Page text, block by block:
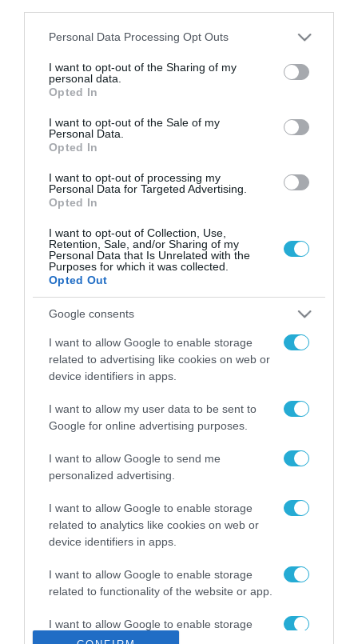
Please note that this website/app uses one or more Google
not limited to your visit or usage behaviour. You may click to
grant or deny consent to Google and its third-party tags to
use your data for below specified purposes in below Google
consent section.
Personal Data Processing Opt Outs
I want to opt-out of the Sharing of my
personal data.
Opted In
I want to opt-out of the Sale of my
Personal Data.
Opted In
I want to opt-out of processing my
Personal Data for Targeted Advertising.
Opted In
I want to opt-out of Collection, Use,
Retention, Sale, and/or Sharing of my
Personal Data that Is Unrelated with the
Purposes for which it was collected.
Opted Out
Google consents
I want to allow Google to enable storage
related to advertising like cookies on web or
device identifiers in apps.
I want to allow my user data to be sent to
Google for online advertising purposes.
I want to allow Google to send me
personalized advertising.
I want to allow Google to enable storage
related to analytics like cookies on web or
device identifiers in apps.
I want to allow Google to enable storage
related to functionality of the website or app.
I want to allow Google to enable storage
related to personalization.
ΡΟΗ ΕΙΔΗΣΕΩΝ
Το χρηματοδοτούμενο
από την ΕΕ έργο “The
Gaming Police”
ενισχύει την ασφάλεια
των παιδιών στο
διαδίκτυο
31.07.2026
ΑΑΔΕ: Διευκρινίσεις
για τα πρόστιμα σε
αφορούν τους ΦΗΜ
Σ. Καλαφάτης: «Η
Τεχνητή Νοημοσύνη
δεν είναι απλώς μια
μια νέα βιομηχανική
επανάσταση»
Νέος οδηγός του ΕΚΤ
των ελληνικών